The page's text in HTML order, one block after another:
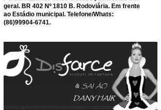
geral. BR 402 Nº 1810 B. Rodoviária. Em frente
ao Estádio municipal. Telefone/Whats:
(86)99904-6741.